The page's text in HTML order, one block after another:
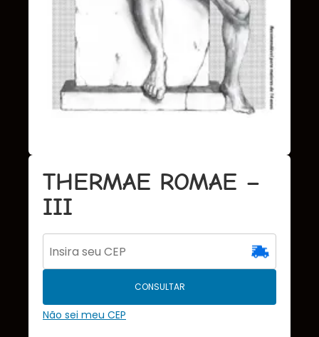
THERMAE ROMAE –
III
CONSULTAR
Não sei meu CEP